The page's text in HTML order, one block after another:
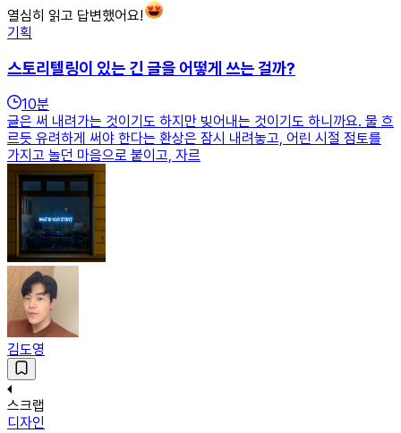
열심히 읽고 답변했어요!
기획
스토리텔링이 있는 긴 글을 어떻게 쓰는 걸까?
10분
글은 써 내려가는 것이기도 하지만 빚어내는 것이기도 하니까요. 물 흐
르듯 유려하게 써야 한다는 환상은 잠시 내려놓고, 어린 시절 점토를
가지고 놀던 마음으로 붙이고, 자르
김도영
스크랩
디자인